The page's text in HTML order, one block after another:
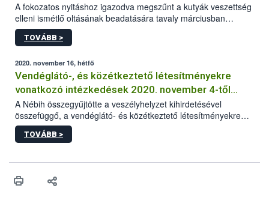
A fokozatos nyitáshoz igazodva megszűnt a kutyák veszettség
elleni ismétlő oltásának beadatására tavaly márciusban
elrendelt türelmi idő. A hatóság kéri az érintett kutyatartókat,
hogy lehetőség szerint mielőbb pótolják állatuknál az
TOVÁBB >
2020. november 16, hétfő
Vendéglátó-, és közétkeztető létesítményekre
vonatkozó intézkedések 2020. november 4-től
visszavonásig
A Nébih összegyűjtötte a veszélyhelyzet kihirdetésével
összefüggő, a vendéglátó- és közétkeztető létesítményekre
vonatkozó legfontosabb és aktuális információkat.
TOVÁBB >